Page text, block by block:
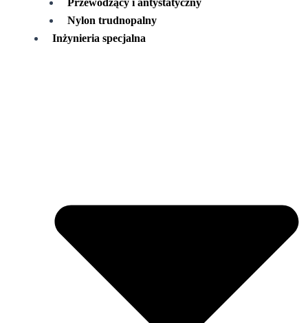
Przewodzący i antystatyczny
Nylon trudnopalny
Inżynieria specjalna